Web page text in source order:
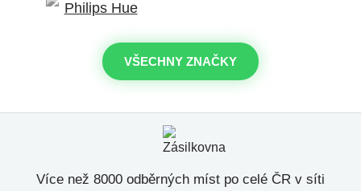
VŠECHNY ZNAČKY
Více než 8000 odběrných míst po celé ČR v síti